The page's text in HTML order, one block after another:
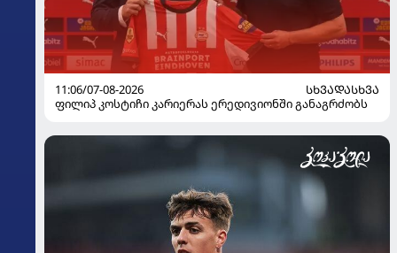
11:06/07-08-2026
ᲡᲮᲕᲐᲓᲐᲡᲮᲕᲐ
ფილიპ კოსტიჩი კარიერას ერედივიონში განაგრძობს